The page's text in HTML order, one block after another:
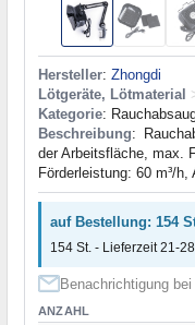
Hersteller: Zhongdi
Lötgeräte, Lötmaterial
Kategorie:
Beschreibung:
der Arbeitsfläche, max.
Förderleistung: 60 m³/
auf Bestellung: 154
154 St. - Lieferzeit 21-
Benachrichtigung
ANZAHL